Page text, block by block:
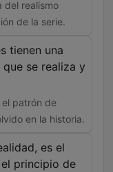
del realismo
de la serie.
tienen una
se realiza y
el patrón de
en la historia.
es el
principio de